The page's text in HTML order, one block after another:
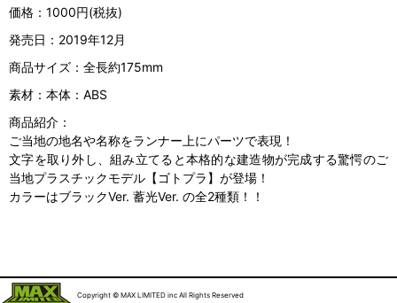
価格： 1000円(税抜)
発売日： 2019年12月
商品サイズ： 全長約175mm
素材： 本体：ABS
商品紹介：
ご当地の地名や名称をランナー上にパーツで表現！
文字を取り外し、組み立てると本格的な建造物が完成する驚愕のご
当地プラスチックモデル【ゴトプラ】が登場！
カラーはブラックVer. 蓄光Ver. の全2種類！！
Copyright © MAX LIMITED inc All Rights Reserved